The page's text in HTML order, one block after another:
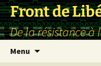
Front de
De la résistance à
Menu